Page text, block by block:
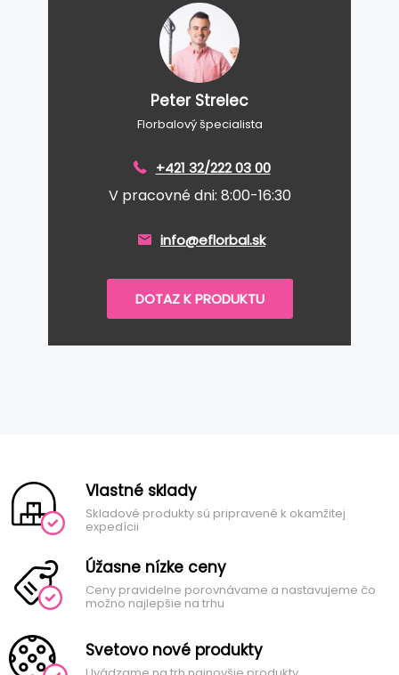
Peter Strelec
Florbalový špecialista
+421 32/222 03 00
V pracovné dni: 8:00-16:30
info@eflorbal.sk
DOTAZ K PRODUKTU
Vlastné sklady
Skladové produkty sú pripravené k okamžitej
expedícii
Úžasne nízke ceny
Ceny pravidelne porovnávame a nastavujeme čo
možno najlepšie na trhu
Svetovo nové produkty